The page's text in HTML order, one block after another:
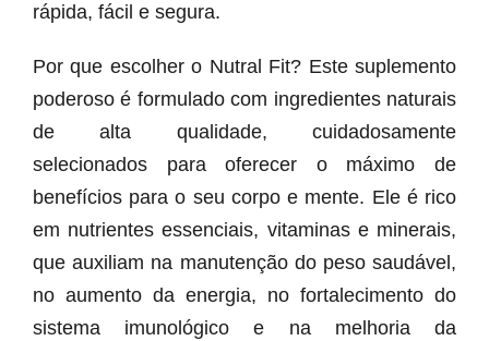
rápida, fácil e segura.
Por que escolher o Nutral Fit? Este suplemento
poderoso é formulado com ingredientes naturais
de alta qualidade, cuidadosamente
selecionados para oferecer o máximo de
benefícios para o seu corpo e mente. Ele é rico
em nutrientes essenciais, vitaminas e minerais,
que auxiliam na manutenção do peso saudável,
no aumento da energia, no fortalecimento do
sistema imunológico e na melhoria da